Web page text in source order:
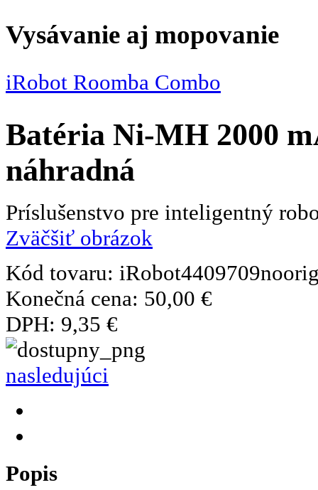
Vysávanie aj mopovanie
iRobot Roomba Combo
Batéria Ni-MH 2000
náhradná
Príslušenstvo pre inteligentný
Zväčšiť obrázok
Kód tovaru:
Konečná cena: 50,00 €
DPH: 9,35 €
nasledujúci
Popis